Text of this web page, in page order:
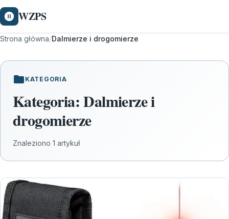
WZPS
Strona główna/Dalmierze i drogomierze
KATEGORIA
Kategoria:Dalmierze i
drogomierze
Znaleziono 1 artykuł